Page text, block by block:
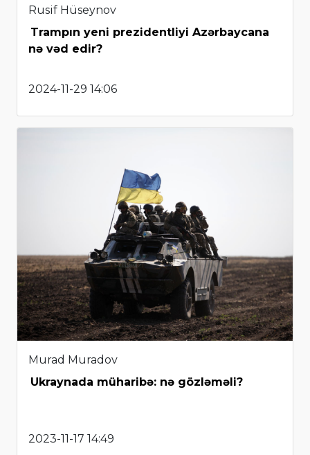
Rusif Hüseynov
Trampın yeni prezidentliyi Azərbaycana
nə vəd edir?
2024-11-29 14:06
Murad Muradov
Ukraynada müharibə: nə gözləməli?
2023-11-17 14:49